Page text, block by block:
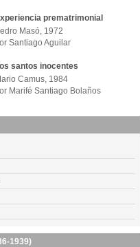
prematrimonial
Masó, 1972
Santiago Aguilar
santos inocentes
Camus, 1984
Marifé Santiago Bolaños
1939)